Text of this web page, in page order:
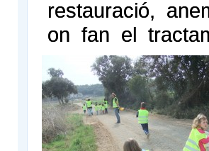
restauració,
on fan el